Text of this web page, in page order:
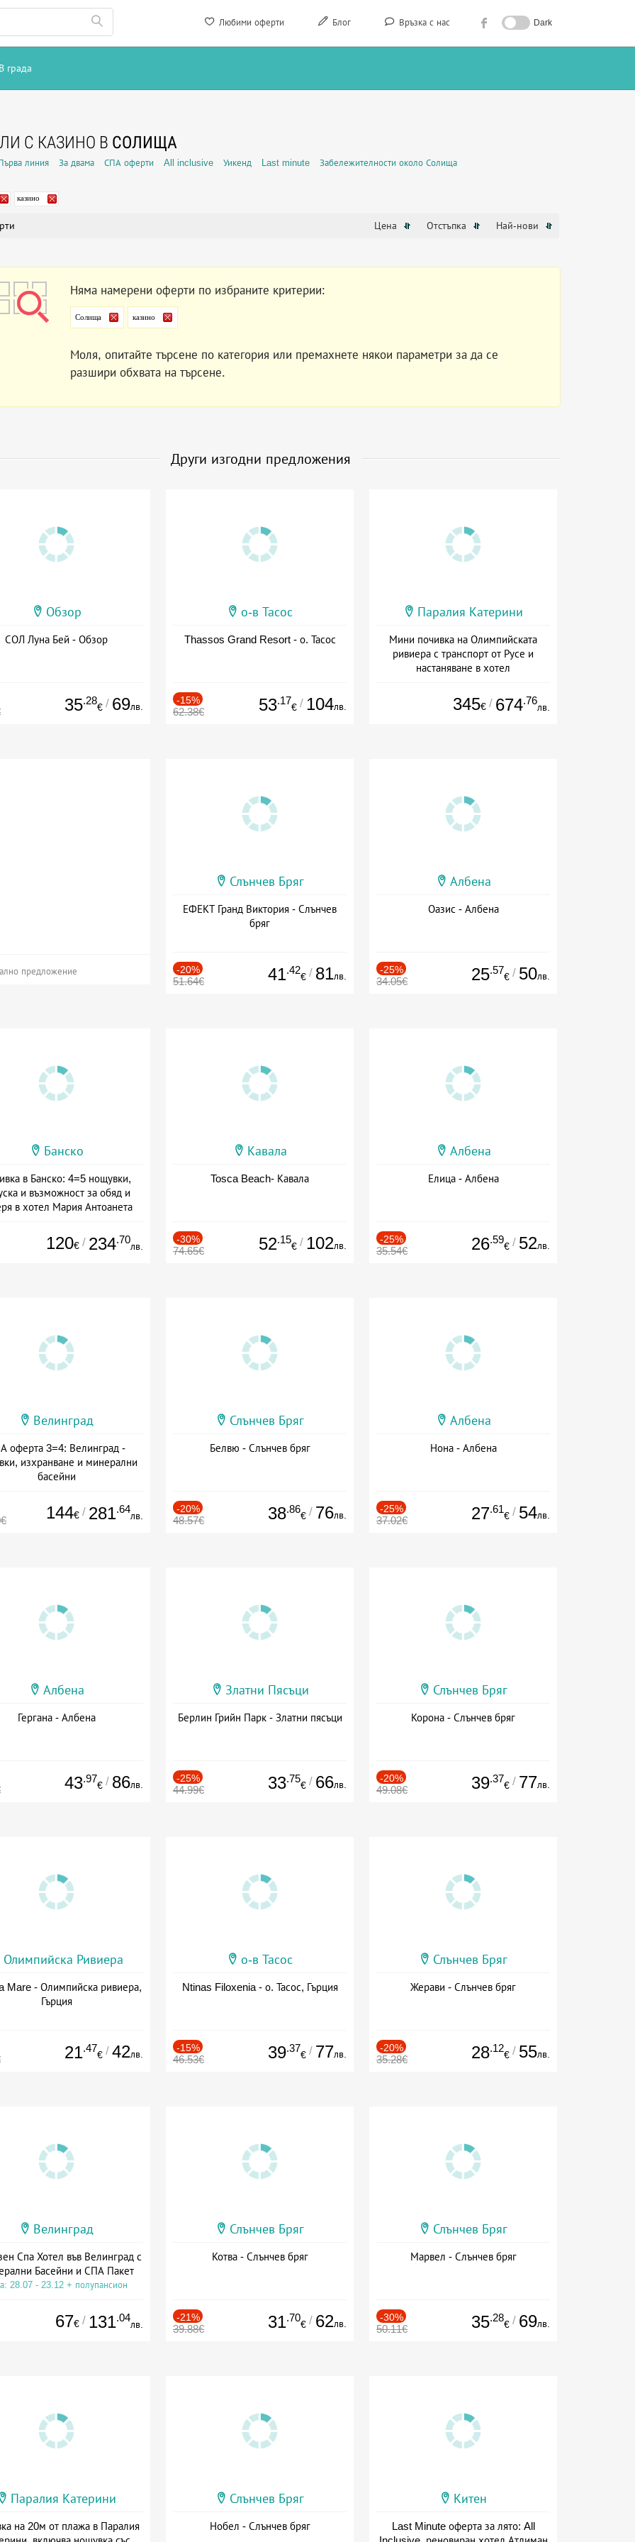
Любими оферти Блог Връзка с нас Dark
В града
С КАЗИНО В СОЛИЩА
линия За двама СПА оферти All inclusive Уикенд Last minute Забележителности около Солища
казино
Цена Отстъпка Най-нови
Няма намерени оферти по избраните критерии:
Солища казино
Моля, опитайте търсене по категория или премахнете някои параметри за да се
разшири обхвата на търсене.
Други изгодни предложения
Обзор
СОЛ Луна Бей - Обзор
35.28
€ / 69лв.
о-в Тасос
Thassos Grand Resort - о. Тасос
-15%
62.38€ 53.17
€ / 104лв.
Паралия Катерини
Мини почивка на Олимпийската
ривиера с транспорт от Русе и
настаняване в хотел
345€ / 674.76
лв.
предложение
Слънчев Бряг
ЕФЕКТ Гранд Виктория - Слънчев
бряг
-20%
51.64€ 41.42
€ / 81лв.
Албена
Оазис - Албена
-25%
34.05€ 25.57
€ / 50лв.
Банско
в Банско: 4=5 нощувки,
и възможност за обяд и
в хотел Мария Антоанета
120€ / 234.70
лв.
Кавала
Tosca Beach- Кавала
-30%
74.65€ 52.15
€ / 102лв.
Албена
Елица - Албена
-25%
35.54€ 26.59
€ / 52лв.
Велинград
оферта 3=4: Велинград -
изхранване и минерални
басейни
144€ / 281.64
лв.
Слънчев Бряг
Белвю - Слънчев бряг
-20%
48.57€ 38.86
€ / 76лв.
Албена
Нона - Албена
-25%
37.02€ 27.61
€ / 54лв.
Албена
Гергана - Албена
43.97
€ / 86лв.
Златни Пясъци
Берлин Грийн Парк - Златни пясъци
-25%
44.99€ 33.75
€ / 66лв.
Слънчев Бряг
Корона - Слънчев бряг
-20%
49.08€ 39.37
€ / 77лв.
Олимпийска Ривиера
Mare - Олимпийска ривиера,
Гърция
21.47
€ / 42лв.
о-в Тасос
Ntinas Filoxenia - о. Тасос, Гърция
-15%
46.53€ 39.37
€ / 77лв.
Слънчев Бряг
Жерави - Слънчев бряг
-20%
35.28€ 28.12
€ / 55лв.
Велинград
Спа Хотел във Велинград с
Басейни и СПА Пакет
28.07 - 23.12 + полупансион
67€ / 131.04
лв.
Слънчев Бряг
Котва - Слънчев бряг
-21%
39.88€ 31.70
€ / 62лв.
Слънчев Бряг
Марвел - Слънчев бряг
-30%
50.11€ 35.28
€ / 69лв.
Паралия Катерини
на 20м от плажа в Паралия
Слънчев Бряг
Нобел - Слънчев бряг
Китен
Last Minute оферта за лято: All